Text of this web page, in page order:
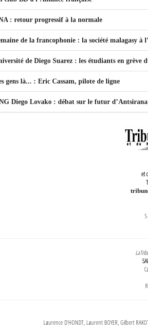
: retour progressif à la normale
de la francophonie : la société malagasy à
de Diego Suarez : les étudiants en grève
gens là... : Eric Cassam, pilote de ligne
Diego Lovako : débat sur le futur
et
Laurence D'HONDT, Laurent BOYER, Gilbert